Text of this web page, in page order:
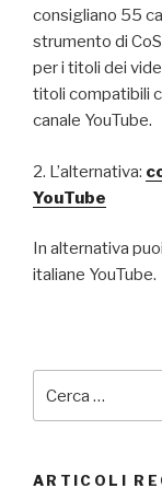
consigliano 55
strumento di
per i titoli dei
titoli compatibili
canale YouTube.
2. L’alternativa:
YouTube
In alternativa
italiane YouTube.
ARTICOLI